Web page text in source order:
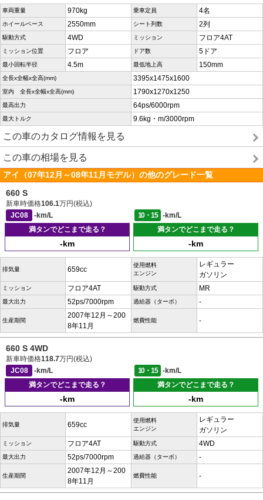
車両重量 970kg 乗車定員 4名
ホイールベース 2550mm シート列数 2列
駆動方式 4WD ミッション フロア4AT
ミッション位置 フロア ドア数 5ドア
最小回転半径 4.5m 最低地上高 150mm
全長x全幅x全高(mm) 3395x1475x1600
室内 全長x全幅x全高(mm) 1790x1270x1250
最高出力 64ps/6000rpm
最大トルク 9.6kg・m/3000rpm
この車のカタログ情報を見る
この車の相場を見る
アイ（07年12月～08年11月モデル）の他のグレード一覧
660 S
新車時価格106.1万円(税込)
JC08
-km/L 10・15
-km/L
満タンでどこまで走る？
-km
満タンでどこまで走る？
-km
排気量 659cc
使用燃料
エンジン
レギュラー
ガソリン
ミッション フロア4AT 駆動方式 MR
最大出力 52ps/7000rpm 過給器（ターボ） -
生産期間
2007年12月～200
8年11月
燃費性能 -
660 S 4WD
新車時価格118.7万円(税込)
JC08
-km/L 10・15
-km/L
満タンでどこまで走る？
-km
満タンでどこまで走る？
-km
排気量 659cc
使用燃料
エンジン
レギュラー
ガソリン
ミッション フロア4AT 駆動方式 4WD
最大出力 52ps/7000rpm 過給器（ターボ） -
生産期間
2007年12月～200
8年11月
燃費性能 -